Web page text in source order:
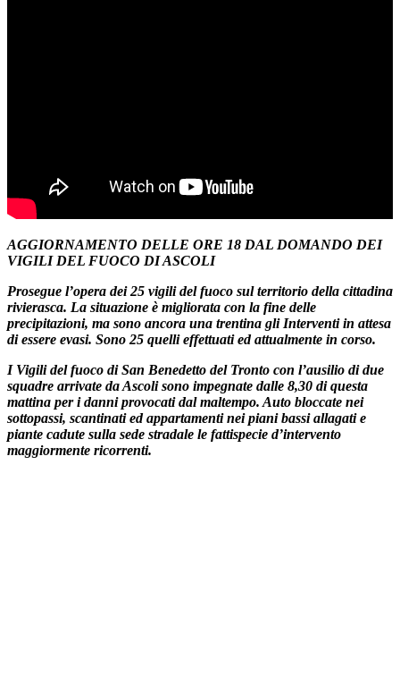
AGGIORNAMENTO DELLE ORE 18 DAL DOMANDO DEI
VIGILI DEL FUOCO DI ASCOLI
Prosegue l’opera dei 25 vigili del fuoco sul territorio della cittadina
rivierasca. La situazione è migliorata con la fine delle
precipitazioni, ma sono ancora una trentina gli Interventi in attesa
di essere evasi. Sono 25 quelli effettuati ed attualmente in corso.
I Vigili del fuoco di San Benedetto del Tronto con l’ausilio di due
squadre arrivate da Ascoli sono impegnate dalle 8,30 di questa
mattina per i danni provocati dal maltempo. Auto bloccate nei
sottopassi, scantinati ed appartamenti nei piani bassi allagati e
piante cadute sulla sede stradale le fattispecie d’intervento
maggiormente ricorrenti.